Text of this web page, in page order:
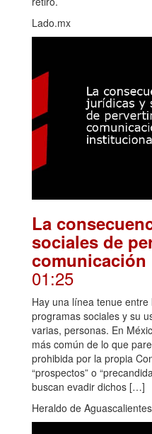
Lado.mx
La
sociales de
01:25
Hay una línea tenue
programas sociales y su
varias, personas. En
más común de lo que
prohibida por la propia
“prospectos” o
buscan evadir dichos […]
Heraldo de Aguascalientes